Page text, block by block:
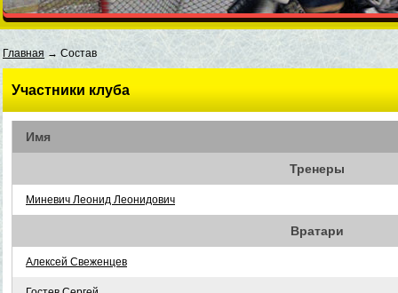
Главная → Состав
Участники клуба
Имя
Тренеры
Миневич Леонид Леонидович
Вратари
Алексей Свеженцев